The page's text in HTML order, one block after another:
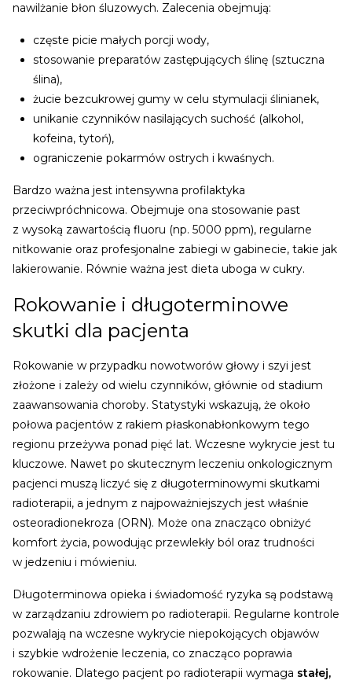
nawilżanie błon śluzowych. Zalecenia obejmują:
częste picie małych porcji wody,
stosowanie preparatów zastępujących ślinę (sztuczna
ślina),
żucie bezcukrowej gumy w celu stymulacji ślinianek,
unikanie czynników nasilających suchość (alkohol,
kofeina, tytoń),
ograniczenie pokarmów ostrych i kwaśnych.
Bardzo ważna jest intensywna profilaktyka
przeciwpróchnicowa. Obejmuje ona stosowanie past
z wysoką zawartością fluoru (np. 5000 ppm), regularne
nitkowanie oraz profesjonalne zabiegi w gabinecie, takie jak
lakierowanie. Równie ważna jest dieta uboga w cukry.
Rokowanie i długoterminowe
skutki dla pacjenta
Rokowanie w przypadku nowotworów głowy i szyi jest
złożone i zależy od wielu czynników, głównie od stadium
zaawansowania choroby. Statystyki wskazują, że około
połowa pacjentów z rakiem płaskonabłonkowym tego
regionu przeżywa ponad pięć lat. Wczesne wykrycie jest tu
kluczowe. Nawet po skutecznym leczeniu onkologicznym
pacjenci muszą liczyć się z długoterminowymi skutkami
radioterapii, a jednym z najpoważniejszych jest właśnie
osteoradionekroza (ORN). Może ona znacząco obniżyć
komfort życia, powodując przewlekły ból oraz trudności
w jedzeniu i mówieniu.
Długoterminowa opieka i świadomość ryzyka są podstawą
w zarządzaniu zdrowiem po radioterapii. Regularne kontrole
pozwalają na wczesne wykrycie niepokojących objawów
i szybkie wdrożenie leczenia, co znacząco poprawia
rokowanie. Dlatego pacjent po radioterapii wymaga stałej,